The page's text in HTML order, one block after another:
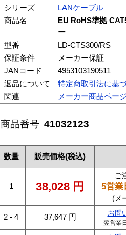
シリーズ
LANケーブル
商品名
EU RoHS準拠
ー
型番
LD-CTS300/RS
保証条件
メーカー保証
JANコード
4953103190511
返品について
特定商取引法に基
関連
メーカー商品ペー
商品番号 41032123
数量 販売価格(税込)
1 38,028 円
ご
5営業
(メ
2 - 4 37,647 円 お問
翌営業